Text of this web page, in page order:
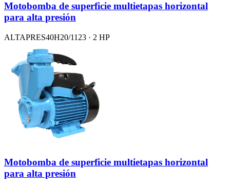
Motobomba de superficie multietapas horizontal
para alta presión
ALTAPRES40H20/1123 · 2 HP
Motobomba de superficie multietapas horizontal
para alta presión